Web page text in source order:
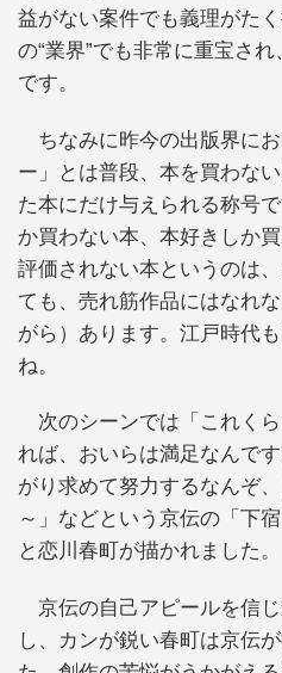
益がない案件でも義理がた
の“業界”でも非常に重宝さ
です。
ちなみに昨今の出版界に
ー」とは普段、本を買わな
た本にだけ与えられる称号
か買わない本、本好きしか
評価されない本というのは
ても、売れ筋作品にはなれ
がら）あります。江戸時代
ね。
次のシーンでは「これく
れば、おいらは満足なんで
がり求めて努力するなんぞ
～」などという京伝の「下
と恋川春町が描かれました。
京伝の自己アピールを信
し、カンが鋭い春町は京伝